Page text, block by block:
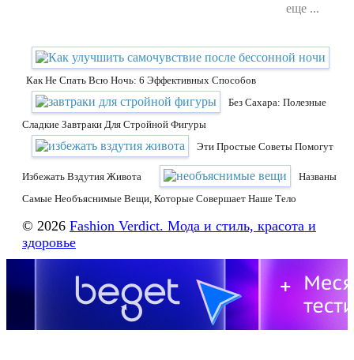
еще ...
Как Не Спать Всю Ночь: 6 Эффективных Способов
Без Сахара: Полезные
Сладкие Завтраки Для Стройной Фигуры
Эти Простые Советы Помогут
Избежать Вздутия Живота
Названы
Самые Необъяснимые Вещи, Которые Совершает Наше Тело
© 2026 Fashion Verdict. Мода и стиль, красота и
здоровье